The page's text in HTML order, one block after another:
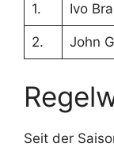
1. Ivo
2. John
Seit der